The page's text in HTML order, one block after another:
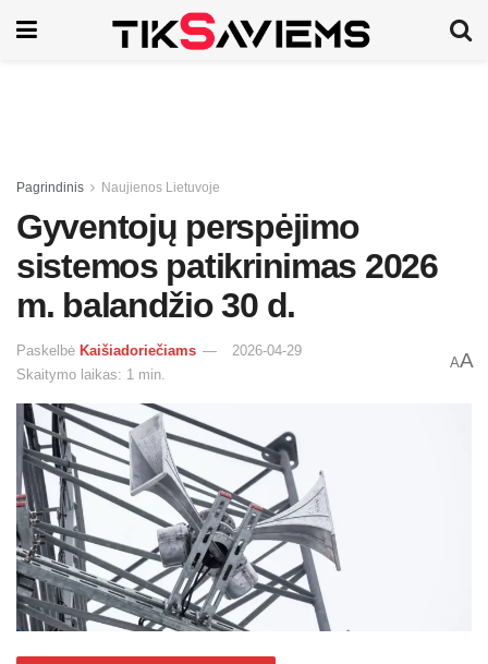
Pagrindinis Naujienos Lietuvoje
Gyventojų perspėjimo
sistemos patikrinimas 2026
m. balandžio 30 d.
Paskelbė Kaišiadoriečiams
2026-04-29
Skaitymo laikas: 1 min.
AA